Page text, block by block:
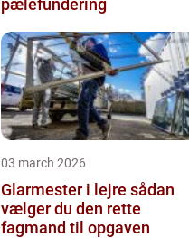
pælefundering
03 march 2026
Glarmester i lejre sådan
vælger du den rette
fagmand til opgaven